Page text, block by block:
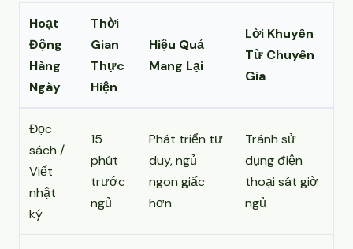
Hoạt
Động
Hàng
Ngày
Thời
Gian
Thực
Hiện
Hiệu Quả
Mang Lại
Lời Khuyên
Từ Chuyên
Gia
Đọc
sách /
Viết
nhật
ký
15
phút
trước
ngủ
Phát triển tư
duy, ngủ
ngon giấc
hơn
Tránh sử
dụng điện
thoại sát giờ
ngủ